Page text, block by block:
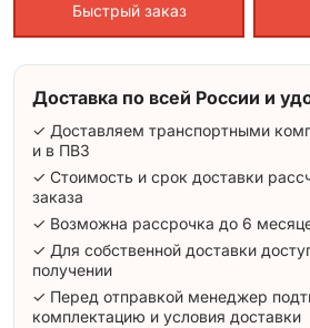
Быстрый заказ
Доставка по всей России и
✓ Доставляем транспортными
и в ПВЗ
✓ Стоимость и срок доставки
заказа
✓ Возможна рассрочка до 6
✓ Для собственной доставки
получении
✓ Перед отправкой менеджер
комплектацию и условия доставки